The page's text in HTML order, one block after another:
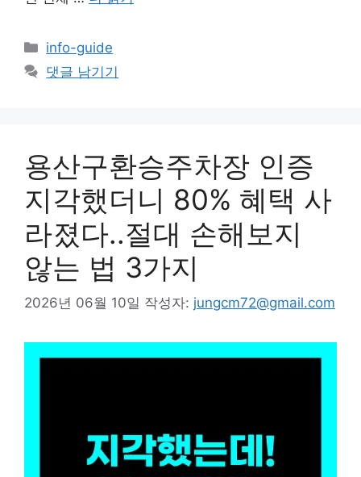
카
테
고
info-guide
댓글 남기기
용산구환승주차장 인증
지각했더니 80% 혜택 사
라졌다..절대 손해보지
않는 법 3가지
2026년 06월 10일 작성자: jungcm72@gmail.com